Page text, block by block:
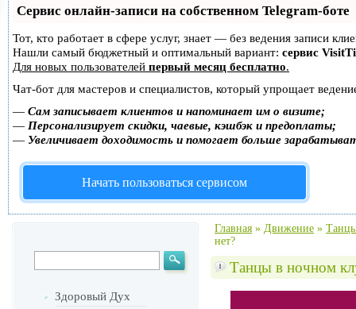
Сервис онлайн-записи на собственном Telegram-боте
Тот, кто работает в сфере услуг, знает — без ведения записи
Нашли самый бюджетный и оптимальный вариант: сервис
Для новых пользователей первый месяц бесплатно.
Чат-бот для мастеров и специалистов, который упрощает
— Сам записывает клиентов и напоминает им о визите;
— Персонализирует скидки, чаевые, кэшбэк и предоплаты;
— Увеличивает доходимость и помогает больше
Начать пользоваться сервисом
Здоровый Дух
Главная » Движение »
нет?
Танцы в ночном